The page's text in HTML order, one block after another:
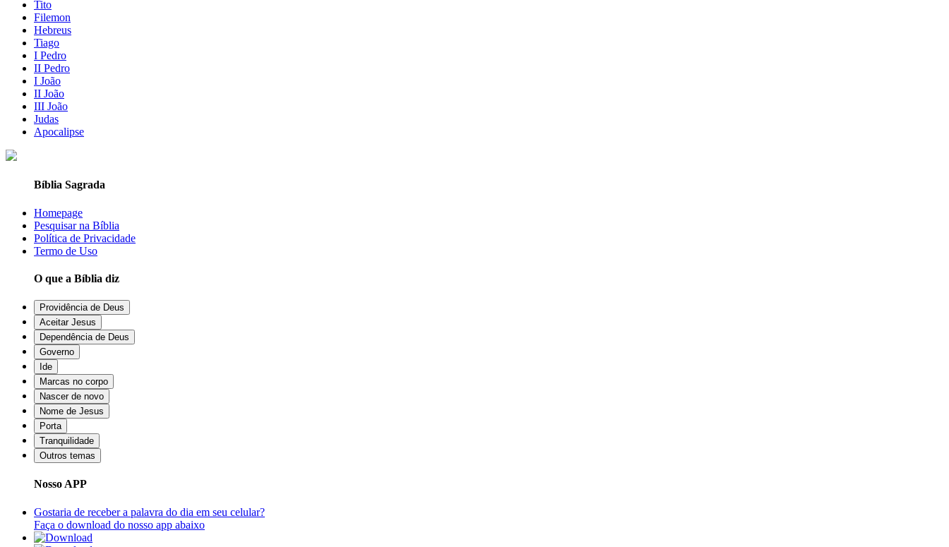
Tito
Filemon
Hebreus
Tiago
I Pedro
II Pedro
I João
II João
III João
Judas
Apocalipse
Bíblia Sagrada
Homepage
Pesquisar na Bíblia
Política de Privacidade
Termo de Uso
O que a Bíblia diz
Providência de Deus
Aceitar Jesus
Dependência de Deus
Governo
Ide
Marcas no corpo
Nascer de novo
Nome de Jesus
Porta
Tranquilidade
Outros temas
Nosso APP
Gostaria de receber a palavra do dia em seu celular?
Faça o download do nosso app abaixo